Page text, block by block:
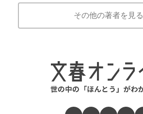
その他の著者を見る